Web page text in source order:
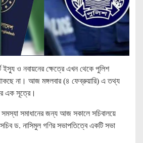
ইস্যু ও নবায়নের ক্ষেত্রে এখন থেকে পুলিশ
না। আজ মঙ্গলবার (৪ ফেব্রুয়ারি) এ তথ্য
এক সূত্রে।
সমাধানের জন্য আজ সকালে সচিবালয়ে
সচিব ড. নাসিমুল গণির সভাপতিত্বে একটি সভা